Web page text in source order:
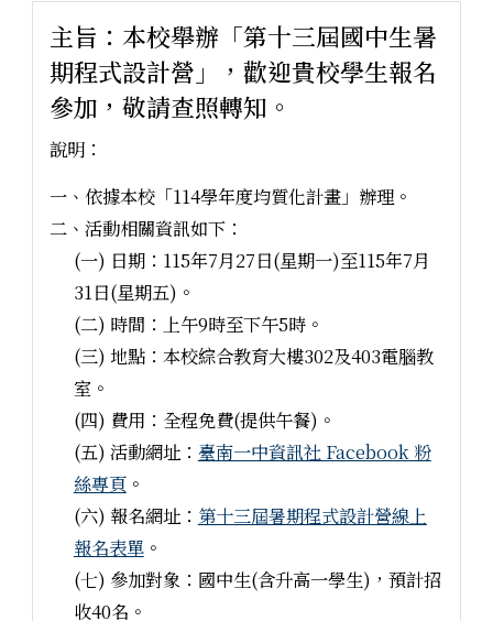
主旨：本校舉辦「第十三屆國中生暑
期程式設計營」，歡迎貴校學生報名
參加，敬請查照轉知。
說明：
一、依據本校「114學年度均質化計畫」辦理。
二、活動相關資訊如下：
(一) 日期：115年7月27日(星期一)至115年7月
31日(星期五)。
(二) 時間：上午9時至下午5時。
(三) 地點：本校綜合教育大樓302及403電腦教
室。
(四) 費用：全程免費(提供午餐)。
(五) 活動網址： 臺南一中資訊社 Facebook 粉
絲專頁。
(六) 報名網址： 第十三屆暑期程式設計營線上
報名表單。
(七) 參加對象：國中生(含升高一學生)，預計招
收40名。